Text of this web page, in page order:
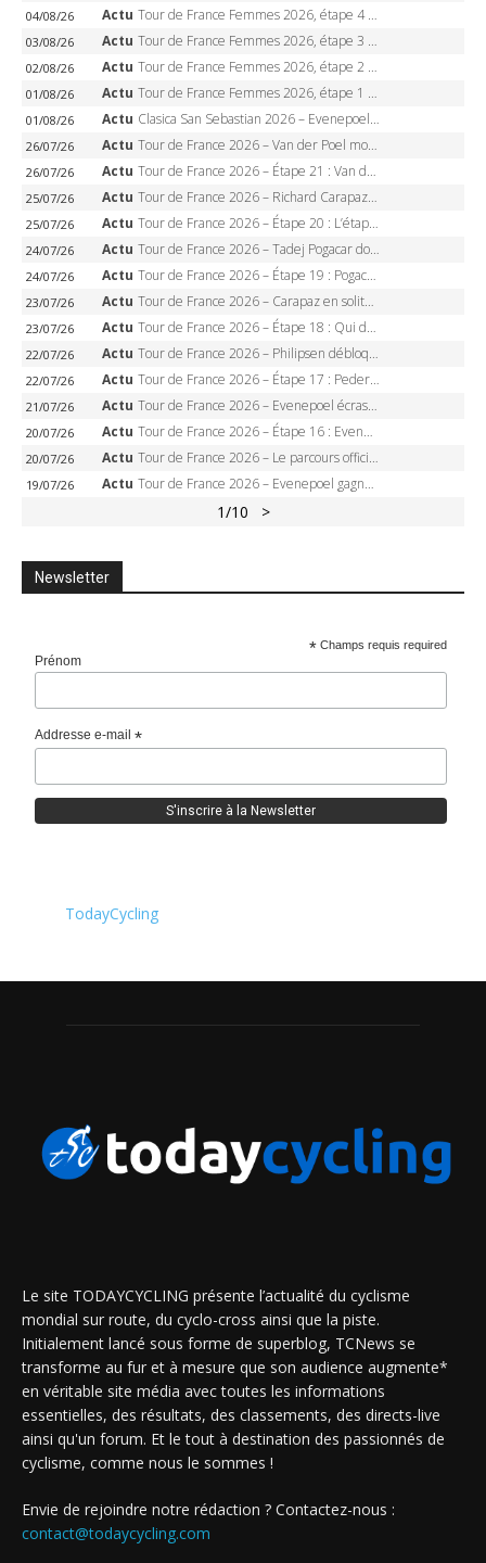
04/08/26 Actu Tour de France Femmes 2026, étape 4 – Marlen Reusser écrase le chrono, Ferrand-Prévot en crise
03/08/26 Actu Tour de France Femmes 2026, étape 3 – Sigrid Haugset en solitaire, 88 km d’échappée, maillot jaune
02/08/26 Actu Tour de France Femmes 2026, étape 2 – Lorena Wiebes doublé à Genève, Markus héroïque, 7e record
01/08/26 Actu Tour de France Femmes 2026, étape 1 – Lorena Wiebes intouchable à Lausanne, premier maillot jaune
01/08/26 Actu Clasica San Sebastian 2026 – Evenepoel recordman, 4e victoire, Carapaz battu au sprint
26/07/26 Actu Tour de France 2026 – Van der Poel monumental à Paris, Pogacar égale le record des cinq sacres
26/07/26 Actu Tour de France 2026 – Étape 21 : Van der Poel, Pogacar, qui succédera à Wout van Aert sur les Champs-Elysées ?
25/07/26 Actu Tour de France 2026 – Richard Carapaz roi des Alpes, doublé et maillot à pois, Seixas perd le podium
25/07/26 Actu Tour de France 2026 – Étape 20 : L’étape reine, Galibier, Sarenne, Alpe d’Huez, qui succédera à Pogacar ?
24/07/26 Actu Tour de France 2026 – Tadej Pogacar dompte l’Alpe d’Huez, 5e victoire, record de Pantani pulvérisé
24/07/26 Actu Tour de France 2026 – Étape 19 : Pogacar peut-il enfin dompter l’Alpe d’Huez ?
23/07/26 Actu Tour de France 2026 – Carapaz en solitaire à Orcières-Merlette, Paret-Peintre à un point du maillot à pois
23/07/26 Actu Tour de France 2026 – Étape 18 : Qui domptera Orcières-Merlette, première marche vers l’Alpe d’Huez ?
22/07/26 Actu Tour de France 2026 – Philipsen débloque son compteur à Voiron, Pedersen en danger pour le maillot vert
22/07/26 Actu Tour de France 2026 – Étape 17 : Pedersen peut-il verrouiller le maillot vert à Voiron ?
21/07/26 Actu Tour de France 2026 – Evenepoel écrase le chrono d’Évian, Seixas 4e, Lipowitz abandonne
20/07/26 Actu Tour de France 2026 – Étape 16 : Evenepoel, Pogacar, Ganna… qui domptera le chrono d’Évian pour redessiner le podium ?
20/07/26 Actu Tour de France 2026 – Le parcours officiel complet : 21 étapes, profils, carte et dates
19/07/26 Actu Tour de France 2026 – Evenepoel gagne à Solaison, Vingegaard abandonne, Pogacar toujours en jaune
1/10 >
Newsletter
* Champs requis required
Prénom
Addresse e-mail*
TodayCycling
Le site TODAYCYCLING présente l’actualité du cyclisme
mondial sur route, du cyclo-cross ainsi que la piste.
Initialement lancé sous forme de superblog, TCNews se
transforme au fur et à mesure que son audience augmente*
en véritable site média avec toutes les informations
essentielles, des résultats, des classements, des directs-live
ainsi qu'un forum. Et le tout à destination des passionnés de
cyclisme, comme nous le sommes !
Envie de rejoindre notre rédaction ? Contactez-nous :
contact@todaycycling.com